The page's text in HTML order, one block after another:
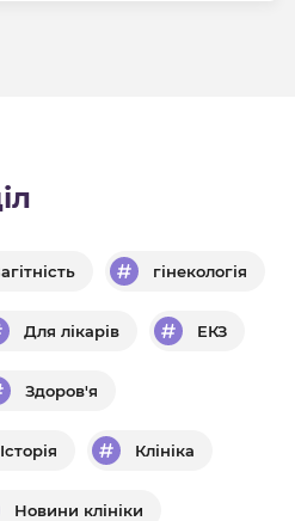
гінекологія
Для лікарів ЕКЗ
Здоров'я
Історія Клініка
Новини клініки